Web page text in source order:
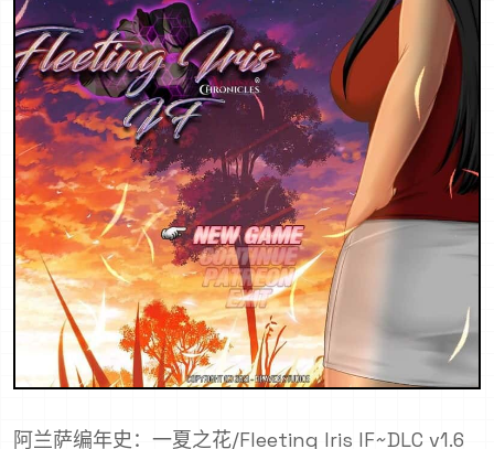
阿兰萨编年史：一夏之花/Fleeting Iris IF~DLC v1.6